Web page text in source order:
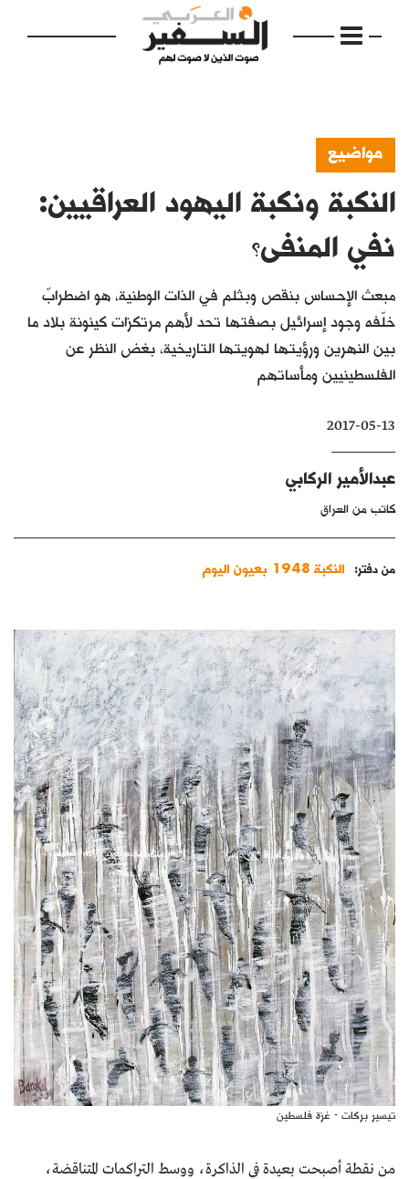
الرئيسية
مواضيع
إفتتاحية
فكرة
دفاتر
كتّابنا
الأرشيف
مواضيع
النكبة ونكبة اليهود العراقيين:
نفي المنفى؟
مبعث الإحساس بنقص وبثلم في الذات الوطنية، هو اضطرابٌ
خلّفه وجود إسرائيل بصفتها تحد لأهم مرتكزات كينونة بلاد ما
بين النهرين ورؤيتها لهويتها التاريخية، بغض النظر عن
الفلسطينيين ومأساتهم
2017-05-13
عبدالأمير الركابي
كاتب من العراق
من دفتر: النكبة 1948 بعيون اليوم
تيسير بركات - غزة فلسطين
من نقطة أصبحت بعيدة في الذاكرة، ووسط التراكمات المتناقضة،